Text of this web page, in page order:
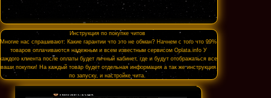
Инструкция по покупке читов
Многие нас спрашивают: Какие гарантии что это не обман? Начнем с того что 99%
товаров оплачиваются надежным и всем известным сервисом Oplata.info У
каждого клиента после оплаты будет личный кабинет, где и будут отображаться все
ваши покупки! На каждый товар будет отдельная информация а так же инструкция
по запуску, и настройке чита.